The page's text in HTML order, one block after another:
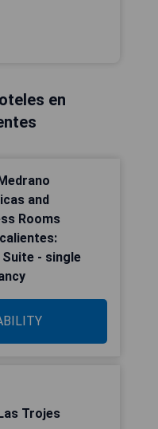
en
and
Rooms
- single
Trojes